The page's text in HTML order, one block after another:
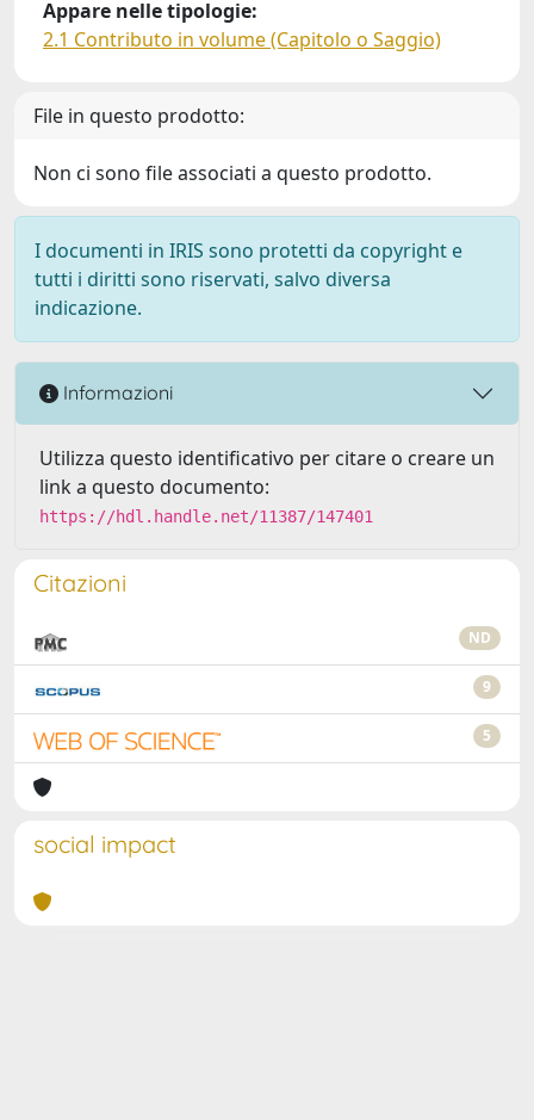
Appare nelle tipologie:
2.1 Contributo in volume (Capitolo o Saggio)
File in questo prodotto:
Non ci sono file associati a questo prodotto.
I documenti in IRIS sono protetti da copyright e
tutti i diritti sono riservati, salvo diversa
indicazione.
Informazioni
Utilizza questo identificativo per citare o creare un
link a questo documento:
https://hdl.handle.net/11387/147401
Citazioni
ND
9
5
social impact